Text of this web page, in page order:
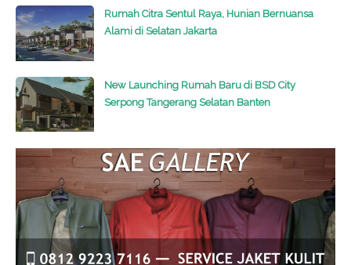
Rumah Citra Sentul Raya, Hunian Bernuansa
Alami di Selatan Jakarta
New Launching Rumah Baru di BSD City
Serpong Tangerang Selatan Banten